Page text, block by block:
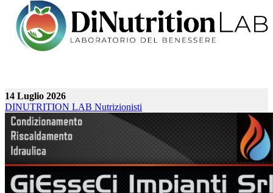
14 Luglio 2026
DINUTRITION LAB Nutrizionisti